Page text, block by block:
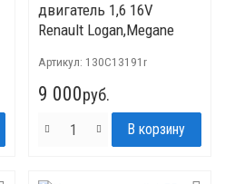
двигатель 1,6 16V
Renault Logan,Megane
Артикул: 130C13191r
9 000руб.